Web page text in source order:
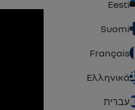
Eesti
Suomi
Français
Ελληνικά
עברית